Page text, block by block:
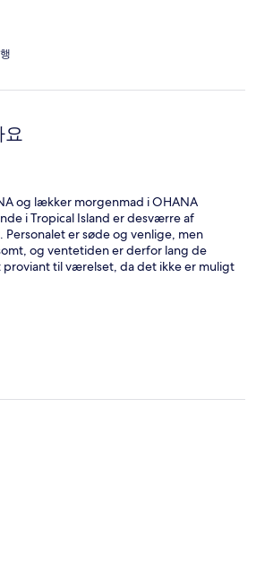
요
og lækker morgenmad i OHANA
i Tropical Island er desværre af
er søde og venlige, men
og ventetiden er derfor lang de
proviant til værelset, da det ikke er muligt